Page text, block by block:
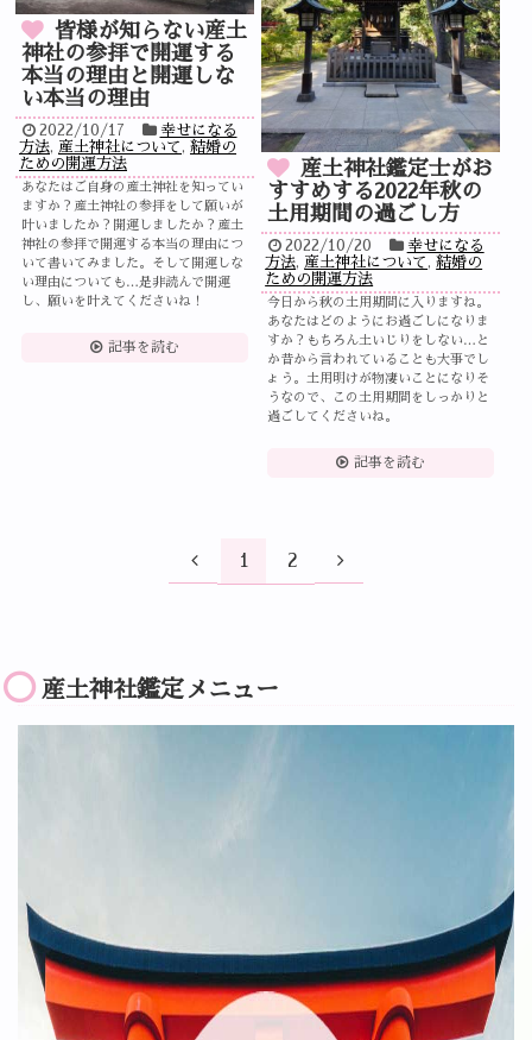
産土神社鑑定士がお
すすめする2022年秋の
土用期間の過ごし方
2022/10/20
幸せになる
方法
産土神社について ,結婚の
ための開運方法
今日から秋の土用期間に入りますね。
あなたはどのようにお過ごしになりま
すか？もちろん土いじりをしない…と
か昔から言われていることも大事でし
ょう。土用明けが物凄いことになりそ
うなので、この土用期間をしっかりと
過ごしてくださいね。
記事を読む
皆様が知らない産土
神社の参拝で開運する
本当の理由と開運しな
い本当の理由
2022/10/17
幸せになる
方法, 産土神社について , 結婚の
ための開運方法
あなたはご自身の産土神社を知ってい
ますか？産土神社の参拝をして願いが
叶いましたか？開運しましたか？産土
神社の参拝で開運する本当の理由につ
いて書いてみました。そして開運しな
い理由についても…是非読んで開運
し、願いを叶えてくださいね！
記事を読む
1 2
産土神社鑑定メニュー